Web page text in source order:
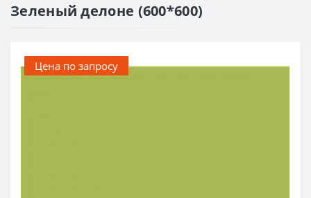
Зеленый делоне (600*600)
Цена по запросу